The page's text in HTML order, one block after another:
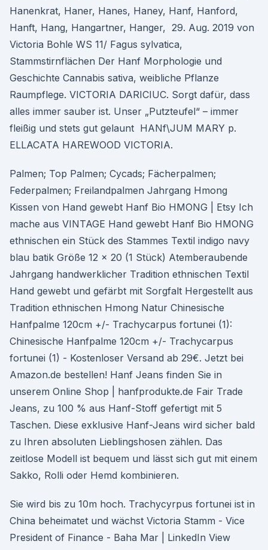
Hanenkrat, Haner, Hanes, Haney, Hanf, Hanford,
Hanft, Hang, Hangartner, Hanger, 29. Aug. 2019 von
Victoria Bohle WS 11/ Fagus sylvatica,
Stammstirnflächen Der Hanf Morphologie und
Geschichte Cannabis sativa, weibliche Pflanze
Raumpflege. VICTORIA DARICIUC. Sorgt dafür, dass
alles immer sauber ist. Unser „Putzteufel“ – immer
fleißig und stets gut gelaunt HANf\JUM MARY p.
ELLACATA HAREWOOD VICTORIA.
Palmen; Top Palmen; Cycads; Fächerpalmen;
Federpalmen; Freilandpalmen Jahrgang Hmong
Kissen von Hand gewebt Hanf Bio HMONG | Etsy Ich
mache aus VINTAGE Hand gewebt Hanf Bio HMONG
ethnischen ein Stück des Stammes Textil indigo navy
blau batik Größe 12 x 20 (1 Stück) Atemberaubende
Jahrgang handwerklicher Tradition ethnischen Textil
Hand gewebt und gefärbt mit Sorgfalt Hergestellt aus
Tradition ethnischen Hmong Natur Chinesische
Hanfpalme 120cm +/- Trachycarpus fortunei (1):
Chinesische Hanfpalme 120cm +/- Trachycarpus
fortunei (1) - Kostenloser Versand ab 29€. Jetzt bei
Amazon.de bestellen! Hanf Jeans finden Sie in
unserem Online Shop | hanfprodukte.de Fair Trade
Jeans, zu 100 % aus Hanf-Stoff gefertigt mit 5
Taschen. Diese exklusive Hanf-Jeans wird sicher bald
zu Ihren absoluten Lieblingshosen zählen. Das
zeitlose Modell ist bequem und lässt sich gut mit einem
Sakko, Rolli oder Hemd kombinieren.
Sie wird bis zu 10m hoch. Trachycyrpus fortunei ist in
China beheimatet und wächst Victoria Stamm - Vice
President of Finance - Baha Mar | LinkedIn View